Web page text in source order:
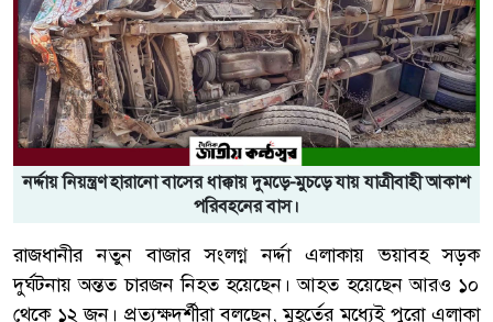
নর্দ্দায় নিয়ন্ত্রণ হারানো বাসের ধাক্কায় দুমড়ে-মুচড়ে যায় যাত্রীবাহী আকাশ
পরিবহনের বাস।
রাজধানীর নতুন বাজার সংলগ্ন নর্দ্দা এলাকায় ভয়াবহ সড়ক
দুর্ঘটনায় অন্তত চারজন নিহত হয়েছেন। আহত হয়েছেন আরও ১০
থেকে ১২ জন। প্রত্যক্ষদর্শীরা বলছেন, মুহূর্তের মধ্যেই পুরো এলাকা